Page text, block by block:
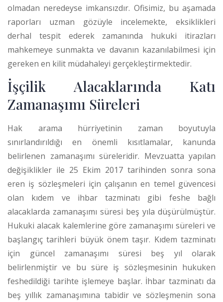
olmadan neredeyse imkansızdır. Ofisimiz, bu aşamada
raporları uzman gözüyle incelemekte, eksiklikleri
derhal tespit ederek zamanında hukuki itirazları
mahkemeye sunmakta ve davanın kazanılabilmesi için
gereken en kilit müdahaleyi gerçekleştirmektedir.
İşçilik Alacaklarında Katı
Zamanaşımı Süreleri
Hak arama hürriyetinin zaman boyutuyla
sınırlandırıldığı en önemli kısıtlamalar, kanunda
belirlenen zamanaşımı süreleridir. Mevzuatta yapılan
değişiklikler ile 25 Ekim 2017 tarihinden sonra sona
eren iş sözleşmeleri için çalışanın en temel güvencesi
olan kıdem ve ihbar tazminatı gibi feshe bağlı
alacaklarda zamanaşımı süresi beş yıla düşürülmüştür.
Hukuki alacak kalemlerine göre zamanaşımı süreleri ve
başlangıç tarihleri büyük önem taşır. Kıdem tazminatı
için güncel zamanaşımı süresi beş yıl olarak
belirlenmiştir ve bu süre iş sözleşmesinin hukuken
feshedildiği tarihte işlemeye başlar. İhbar tazminatı da
beş yıllık zamanaşımına tabidir ve sözleşmenin sona